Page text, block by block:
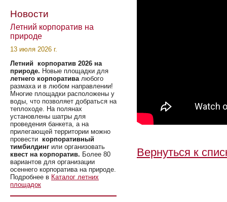
Вернуться к
Новости
Летний корпоратив на
природе
13 июля 2026 г.
Летний корпоратив 2026 на
природе. Новые площадки для
летнего корпоративалюбого
размаха и в любом направлении!
Многие площадки расположены у
воды, что позволяет добраться на
теплоходе. На полянах
установлены шатры для
проведения банкета, а на
прилегающей территории можно
провести корпоративный
тимбилдинг или организовать
квест на корпоратив. Более 80
вариантов для организации
осеннего корпоратива на природе.
Подробнее в Каталог летних
площадок